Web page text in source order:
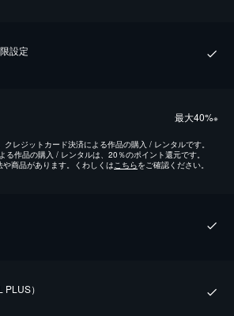
設定
最⼤40%※
レジットカード決済による作品の購入 / レンタルです。
る作品の購入 / レンタルは、20％のポイント還元です。
商品があります。くわしくはこちらをご確認ください。
）